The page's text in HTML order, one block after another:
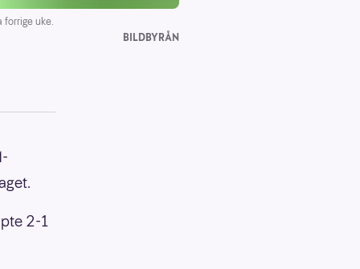
forrige uke.
BILDBYRÅN
2-1